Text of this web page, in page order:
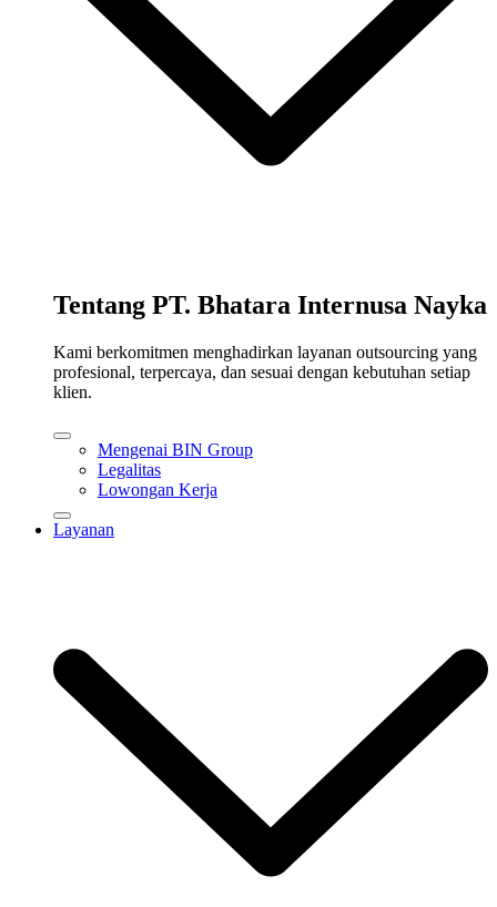
Tentang PT. Bhatara Internusa Nayka
Kami berkomitmen menghadirkan layanan outsourcing yang
profesional, terpercaya, dan sesuai dengan kebutuhan setiap
klien.
Mengenai BIN Group
Legalitas
Lowongan Kerja
Layanan